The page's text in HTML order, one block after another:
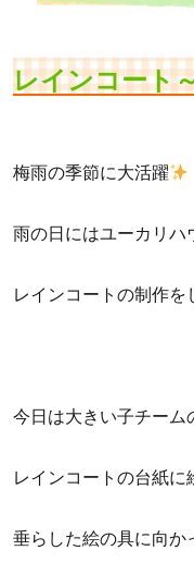
レインコート
梅雨の季節に大活躍
雨の日にはユーカリハ
レインコートの制作を
今日は大きい子チーム
レインコートの台紙に
垂らした絵の具に向か